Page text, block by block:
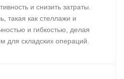
и снизить затраты.
такая как стеллажи и
и гибкостью, делая
для складских операций.